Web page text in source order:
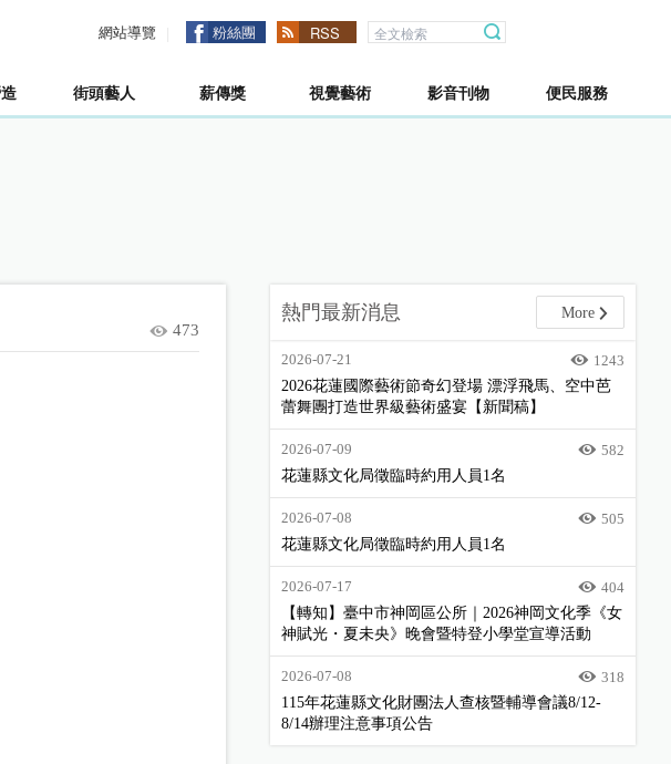
網站導覽 粉絲團 RSS
街頭藝人 薪傳獎 視覺藝術 影音刊物 便民服務
473
熱門最新消息 More
2026-07-21
1243
2026花蓮國際藝術節奇幻登場 漂浮飛馬、空中芭
蕾舞團打造世界級藝術盛宴【新聞稿】
2026-07-09
582
花蓮縣文化局徵臨時約用人員1名
2026-07-08
505
花蓮縣文化局徵臨時約用人員1名
2026-07-17
404
【轉知】臺中市神岡區公所｜2026神岡文化季《女
神賦光・夏未央》晚會暨特登小學堂宣導活動
2026-07-08
318
115年花蓮縣文化財團法人查核暨輔導會議8/12-
8/14辦理注意事項公告